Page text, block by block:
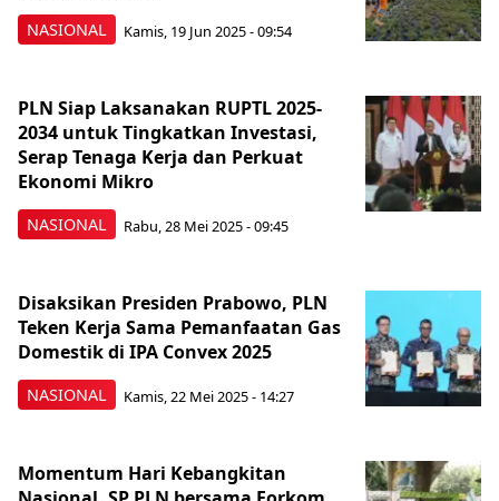
NASIONAL Kamis, 19 Jun 2025 - 09:54
NASIONAL
PLN Siap Laksanakan RUPTL 2025-
2034 untuk Tingkatkan Investasi,
Serap Tenaga Kerja dan Perkuat
Ekonomi Mikro
Rabu, 28 Mei 2025 - 09:45
NASIONAL
Disaksikan Presiden Prabowo, PLN
Teken Kerja Sama Pemanfaatan Gas
Domestik di IPA Convex 2025
Kamis, 22 Mei 2025 - 14:27
Momentum Hari Kebangkitan